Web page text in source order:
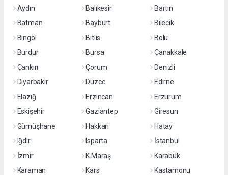
Aydın
Balıkesir
Bartın
Batman
Bayburt
Bilecik
Bingöl
Bitlis
Bolu
Burdur
Bursa
Çanakkale
Çankırı
Çorum
Denizli
Diyarbakır
Düzce
Edirne
Elazığ
Erzincan
Erzurum
Eskişehir
Gaziantep
Giresun
Gümüşhane
Hakkari
Hatay
Iğdır
Isparta
İstanbul
İzmir
K.Maraş
Karabük
Karaman
Kars
Kastamonu